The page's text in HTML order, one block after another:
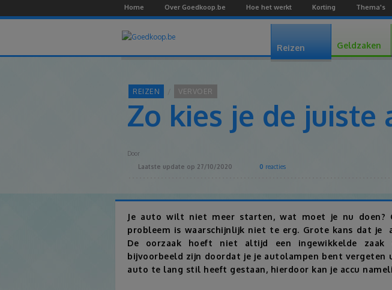
Home Over Goedkoop.be Hoe het werkt Korting Thema's
Reizen Geldzaken
REIZEN VERVOER
Zo kies je de juiste
Door
Laatste update op 27/10/2020 0 reacties
Je auto wilt niet meer starten, wat moet je nu doen?
probleem is waarschijnlijk niet te erg. Grote kans dat je
De oorzaak hoeft niet altijd een ingewikkelde
bijvoorbeeld zijn doordat je je autolampen bent
auto te lang stil heeft gestaan, hierdoor kan je accu